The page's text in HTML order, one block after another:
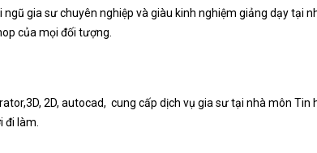
gia sư chuyên nghiệp và giàu kinh nghiệm giảng dạy tại
của mọi đối tượng.
2D, autocad, cung cấp dịch vụ gia sư tại nhà môn
đi làm.